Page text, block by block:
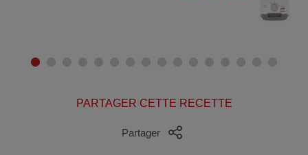
PARTAGER CETTE RECETTE
Partager